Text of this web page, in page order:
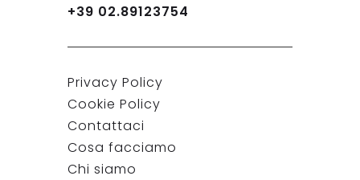
+39 02.89123754
Privacy Policy
Cookie Policy
Contattaci
Cosa facciamo
Chi siamo